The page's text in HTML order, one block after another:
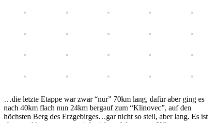
…die letzte Etappe war zwar “nur” 70km lang, dafür aber ging es
nach 40km flach nun 24km bergauf zum “Klinovec”, auf den
höchsten Berg des Erzgebirges…gar nicht so steil, aber lang. Es ist